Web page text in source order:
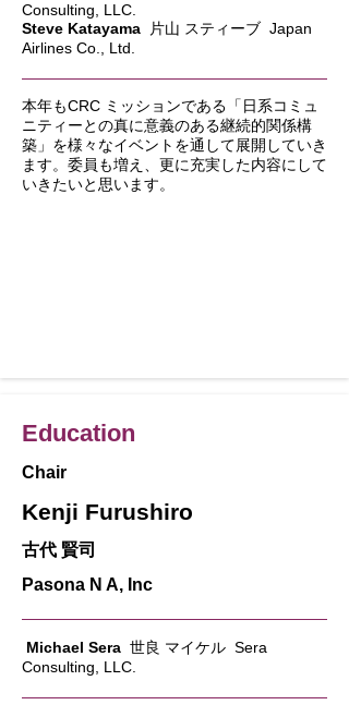
Consulting, LLC.
Steve Katayama
片山 スティーブ Japan
Airlines Co., Ltd.
本年もCRC ミッションである「日系コミュ
ニティーとの真に意義のある継続的関係構
築」を様々なイベントを通して展開していき
ます。委員も増え、更に充実した内容にして
いきたいと思います。
Education
Chair
Kenji Furushiro
古代 賢司
Pasona N A, Inc
Michael Sera 世良 マイケル Sera
Consulting, LLC.